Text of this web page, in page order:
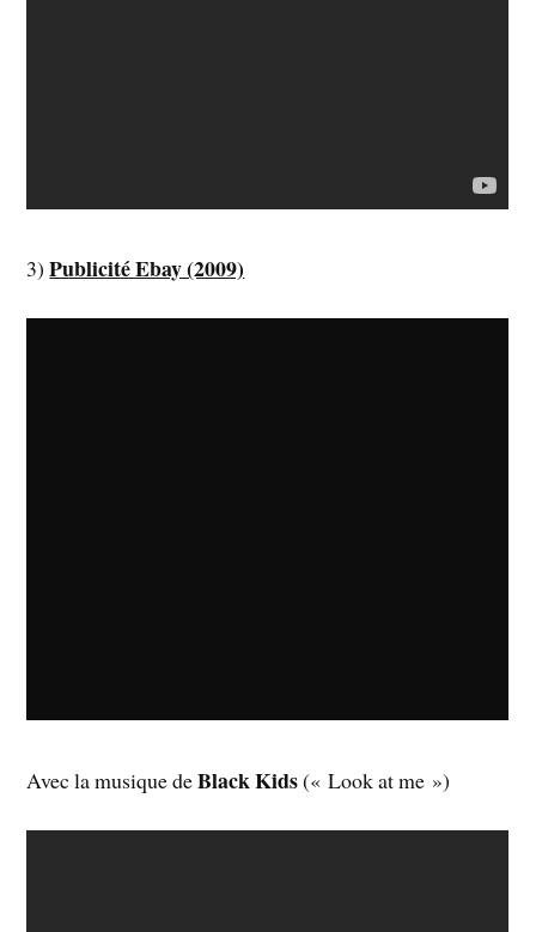
3)Publicité Ebay (2009)
Avec la musique deBlack Kids(« Look at me »)